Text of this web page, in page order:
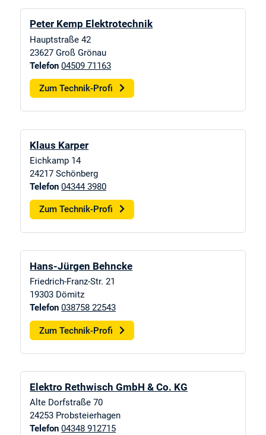
Peter Kemp Elektrotechnik
Hauptstraße 42
23627 Groß Grönau
Telefon 04509 71163
Zum Technik-Profi
Klaus Karper
Eichkamp 14
24217 Schönberg
Telefon 04344 3980
Zum Technik-Profi
Hans-Jürgen Behncke
Friedrich-Franz-Str. 21
19303 Dömitz
Telefon 038758 22543
Zum Technik-Profi
Elektro Rethwisch GmbH & Co. KG
Alte Dorfstraße 70
24253 Probsteierhagen
Telefon 04348 912715